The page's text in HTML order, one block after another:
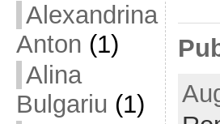
Alexandrina
Anton (1)
Alina
Bulgariu (1)